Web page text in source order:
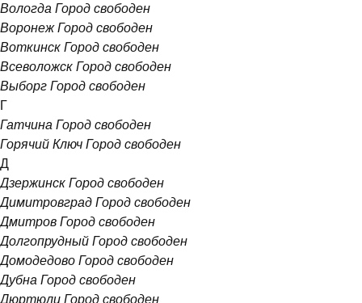
Вологда Город свободен
Воронеж Город свободен
Воткинск Город свободен
Всеволожск Город свободен
Выборг Город свободен
Г
Гатчина Город свободен
Горячий Ключ Город свободен
Д
Дзержинск Город свободен
Димитровград Город свободен
Дмитров Город свободен
Долгопрудный Город свободен
Домодедово Город свободен
Дубна Город свободен
Дюртюли Город свободен